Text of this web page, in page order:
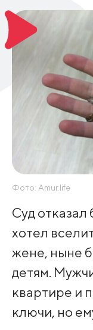
Фото: Amur.life
Суд
хотел
жене, ныне
детям.
квартире и
ключи, но